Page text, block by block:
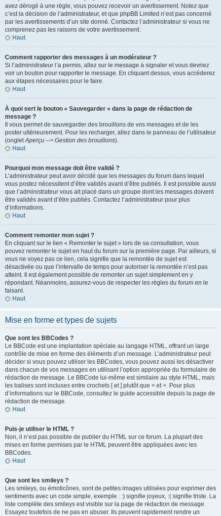
avez dérogé à une règle, vous pouvez recevoir un avertissement. Notez que
c’est la décision de l’administrateur, et que phpBB Limited n’est pas concerné
par les avertissements d’un site donné. Contactez l’administrateur si vous ne
comprenez pas les raisons de votre avertissement.
Haut
Comment rapporter des messages à un modérateur ?
Si l’administrateur l’a permis, allez sur le message à signaler et vous devriez
voir un bouton pour rapporter le message. En cliquant dessus, vous accéderez
aux étapes nécessaires pour le faire.
Haut
À quoi sert le bouton « Sauvegarder » dans la page de rédaction de
message ?
Il vous permet de sauvegarder des brouillons de vos messages et de les
poster ultérieurement. Pour les recharger, allez dans le panneau de l’utilisateur
(ongletAperçu --> Gestion des brouillons).
Haut
Pourquoi mon message doit être validé ?
L’administrateur peut avoir décidé que les messages du forum dans lequel
vous postez nécessitent d’être validés avant d’être publiés. Il est possible aussi
que l’administrateur vous ait placé dans un groupe dont les messages doivent
être validés avant d’être publiés. Contactez l’administrateur pour plus
d’informations.
Haut
Comment remonter mon sujet ?
En cliquant sur le lien « Remonter le sujet » lors de sa consultation, vous
pouvez remonterle sujet en haut du forum sur la première page. Par ailleurs, si
vous ne voyez pas ce lien, cela signifie que la remontée de sujet est
désactivée ou que l’intervalle de temps pour autoriser la remontée n’est pas
atteint. Il est également possible de remonter un sujet simplement en y
répondant. Néanmoins, assurez-vous de respecter les règles du forum en le
faisant.
Haut
Mise en forme et types de sujets
Que sont les BBCodes ?
Le BBCode est une implantation spéciale au langage HTML, offrant un large
contrôle de mise en forme des éléments d’un message. L’administrateur peut
décider si vous pouvez utiliser les BBCodes, vous pouvez aussi les désactiver
dans chacun de vos messages en utilisant l’option appropriée du formulaire de
rédaction de message. Le BBCode lui-même est similaire au style HTML, mais
les balises sont incluses entre crochets [ et ] plutôt que < et >. Pour plus
d’informations sur le BBCode, consultez le guide accessible depuis la page de
rédaction de message.
Haut
Puis-je utiliser le HTML ?
Non, il n’est pas possible de publier du HTML sur ce forum. La plupart des
mises en forme permises par le HTML peuvent être appliquées avec les
BBCodes.
Haut
Que sont les smileys ?
Les smileys, ou émoticônes, sont de petites images utilisées pour exprimer des
sentiments avec un code simple, exemple : :) signifie joyeux, :( signifie triste. La
liste complète des smileys est visible sur la page de rédaction de message.
Essayez toutefois de ne pas en abuser. Ils peuvent rapidement rendre un